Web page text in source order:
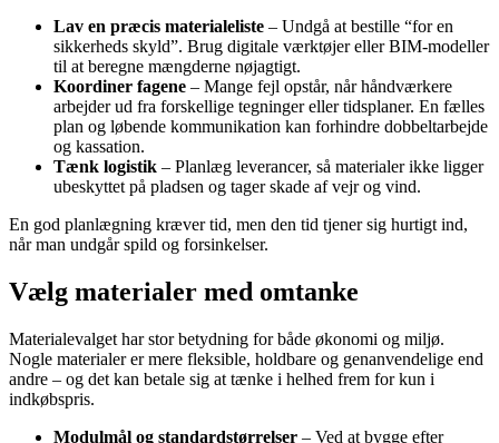
Lav en præcis materialeliste – Undgå at bestille “for en
sikkerheds skyld”. Brug digitale værktøjer eller BIM-modeller
til at beregne mængderne nøjagtigt.
Koordiner fagene – Mange fejl opstår, når håndværkere
arbejder ud fra forskellige tegninger eller tidsplaner. En fælles
plan og løbende kommunikation kan forhindre dobbeltarbejde
og kassation.
Tænk logistik – Planlæg leverancer, så materialer ikke ligger
ubeskyttet på pladsen og tager skade af vejr og vind.
En god planlægning kræver tid, men den tid tjener sig hurtigt ind,
når man undgår spild og forsinkelser.
Vælg materialer med omtanke
Materialevalget har stor betydning for både økonomi og miljø.
Nogle materialer er mere fleksible, holdbare og genanvendelige end
andre – og det kan betale sig at tænke i helhed frem for kun i
indkøbspris.
Modulmål og standardstørrelser – Ved at bygge efter